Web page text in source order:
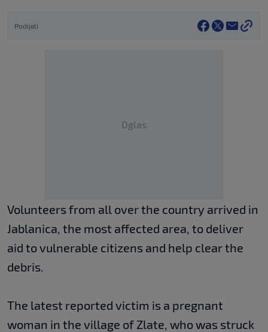
Podijeli
Oglas
Volunteers from all over the country arrived in
Jablanica, the most affected area, to deliver
aid to vulnerable citizens and help clear the
debris.
The latest reported victim is a pregnant
woman in the village of Zlate, who was struck